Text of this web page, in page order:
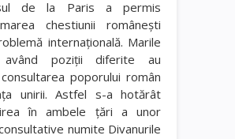
de la Paris a permis
chestiunii româneşti
internaţională. Marile
având poziţii diferite au
poporului român
unirii. Astfel s-a hotărât
în ambele ţări a unor
numite Divanurile